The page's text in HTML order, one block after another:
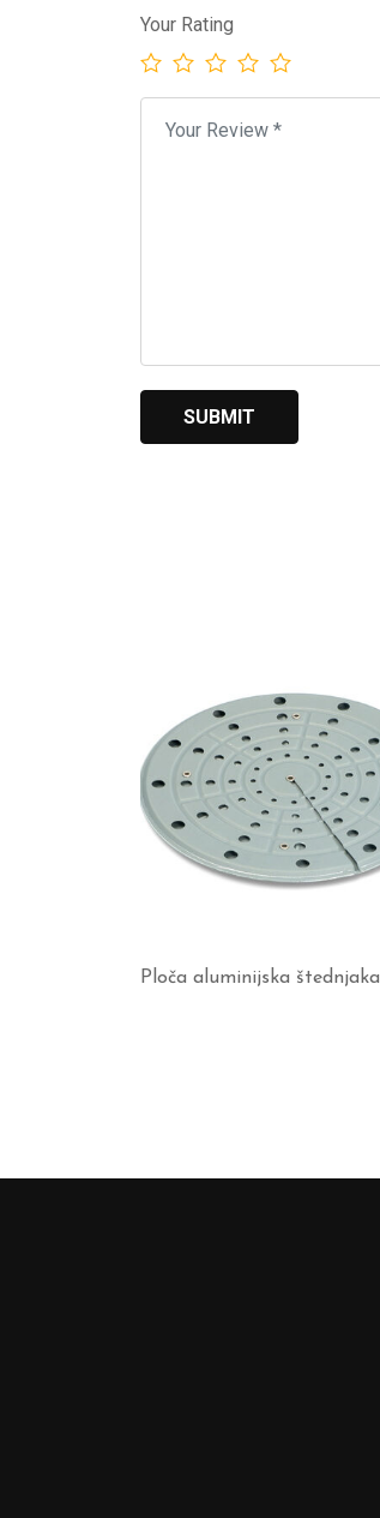
Your Rating
Ploča aluminijska štednjaka